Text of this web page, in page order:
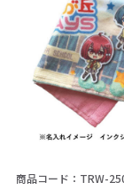
商品コード：TRW-